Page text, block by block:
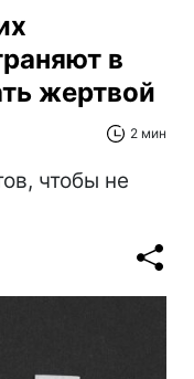
в
жертвой
2 мин
чтобы не